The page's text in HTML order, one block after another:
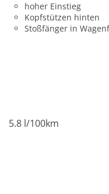
hoher Einstieg
Kopfstützen hinten
Stoßfänger in
5.8 l/100km